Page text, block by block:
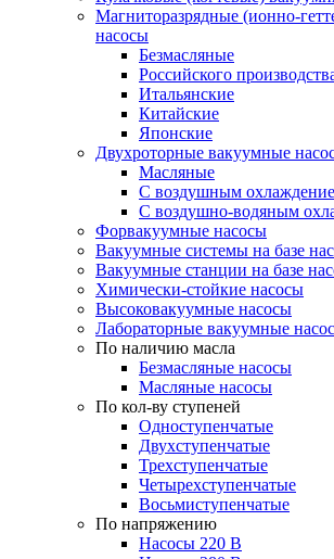
Магниторазрядные (ионно-
насосы
Безмасляные
Российского
Итальянские
Китайские
Японские
Двухроторные вакуумные
Масляные
C воздушным
C воздушно-водяным
Форвакуумные насосы
Вакуумные системы на базе
Вакуумные станции на базе
Химически-стойкие насосы
Высоковакуумные насосы
Лабораторные вакуумные
По наличию масла
Безмасляные насосы
Масляные насосы
По кол-ву ступеней
Одноступенчатые
Двухступенчатые
Трехступенчатые
Четырехступенчатые
Восьмиступенчатые
По напряжению
Насосы 220 В